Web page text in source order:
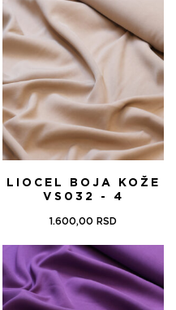
LIOCEL BOJA KOŽE
VS032 - 4
1.600,00 RSD